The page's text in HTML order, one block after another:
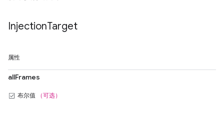
InjectionTarget
属性
allFrames
布尔值 （可选）